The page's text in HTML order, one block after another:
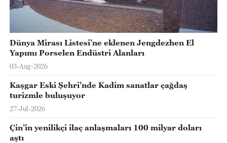
Dünya Mirası Listesi’ne eklenen Jengdezhen El
Yapımı Porselen Endüstri Alanları
03-Aug-2026
Kaşgar Eski Şehri’nde Kadim sanatlar çağdaş
turizmle buluşuyor
27-Jul-2026
Çin’in yenilikçi ilaç anlaşmaları 100 milyar doları
aştı